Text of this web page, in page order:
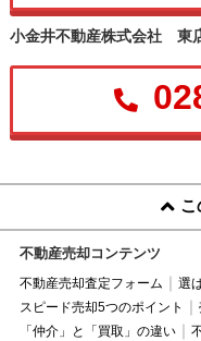
小金井不動産株式会社 東
こ
不動産売却コンテンツ
不動産売却査定フォーム
選
スピード売却5つのポイント
「仲介」と「買取」の違い